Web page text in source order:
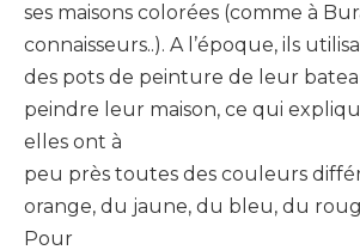
ses maisons colorées (comme à
connaisseurs..). A l’époque, ils
des pots de peinture de leur
peindre leur maison, ce qui
elles ont à
peu près toutes des couleurs
orange, du jaune, du bleu, du
Pour